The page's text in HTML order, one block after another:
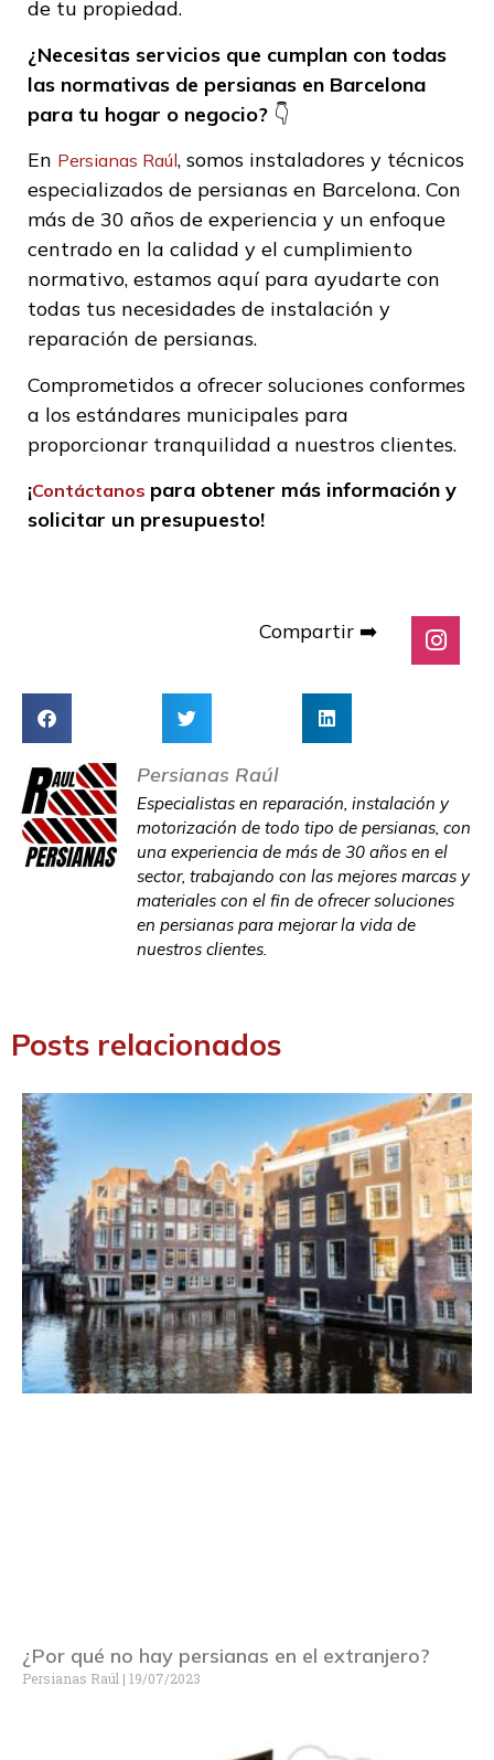
de tu propiedad.
¿Necesitas servicios que cumplan con todas
las normativas de persianas en Barcelona
para tu hogar o negocio? 👇
En Persianas Raúl, somos instaladores y técnicos
especializados de persianas en Barcelona. Con
más de 30 años de experiencia y un enfoque
centrado en la calidad y el cumplimiento
normativo, estamos aquí para ayudarte con
todas tus necesidades de instalación y
reparación de persianas.
Comprometidos a ofrecer soluciones conformes
a los estándares municipales para
proporcionar tranquilidad a nuestros clientes.
¡Contáctanos para obtener más información y
solicitar un presupuesto!
Compartir ➡️
Persianas Raúl
Especialistas en reparación, instalación y
motorización de todo tipo de persianas, con
una experiencia de más de 30 años en el
sector, trabajando con las mejores marcas y
materiales con el fin de ofrecer soluciones
en persianas para mejorar la vida de
nuestros clientes.
Posts relacionados
¿Por qué no hay persianas en el extranjero?
Persianas Raúl 19/07/2023